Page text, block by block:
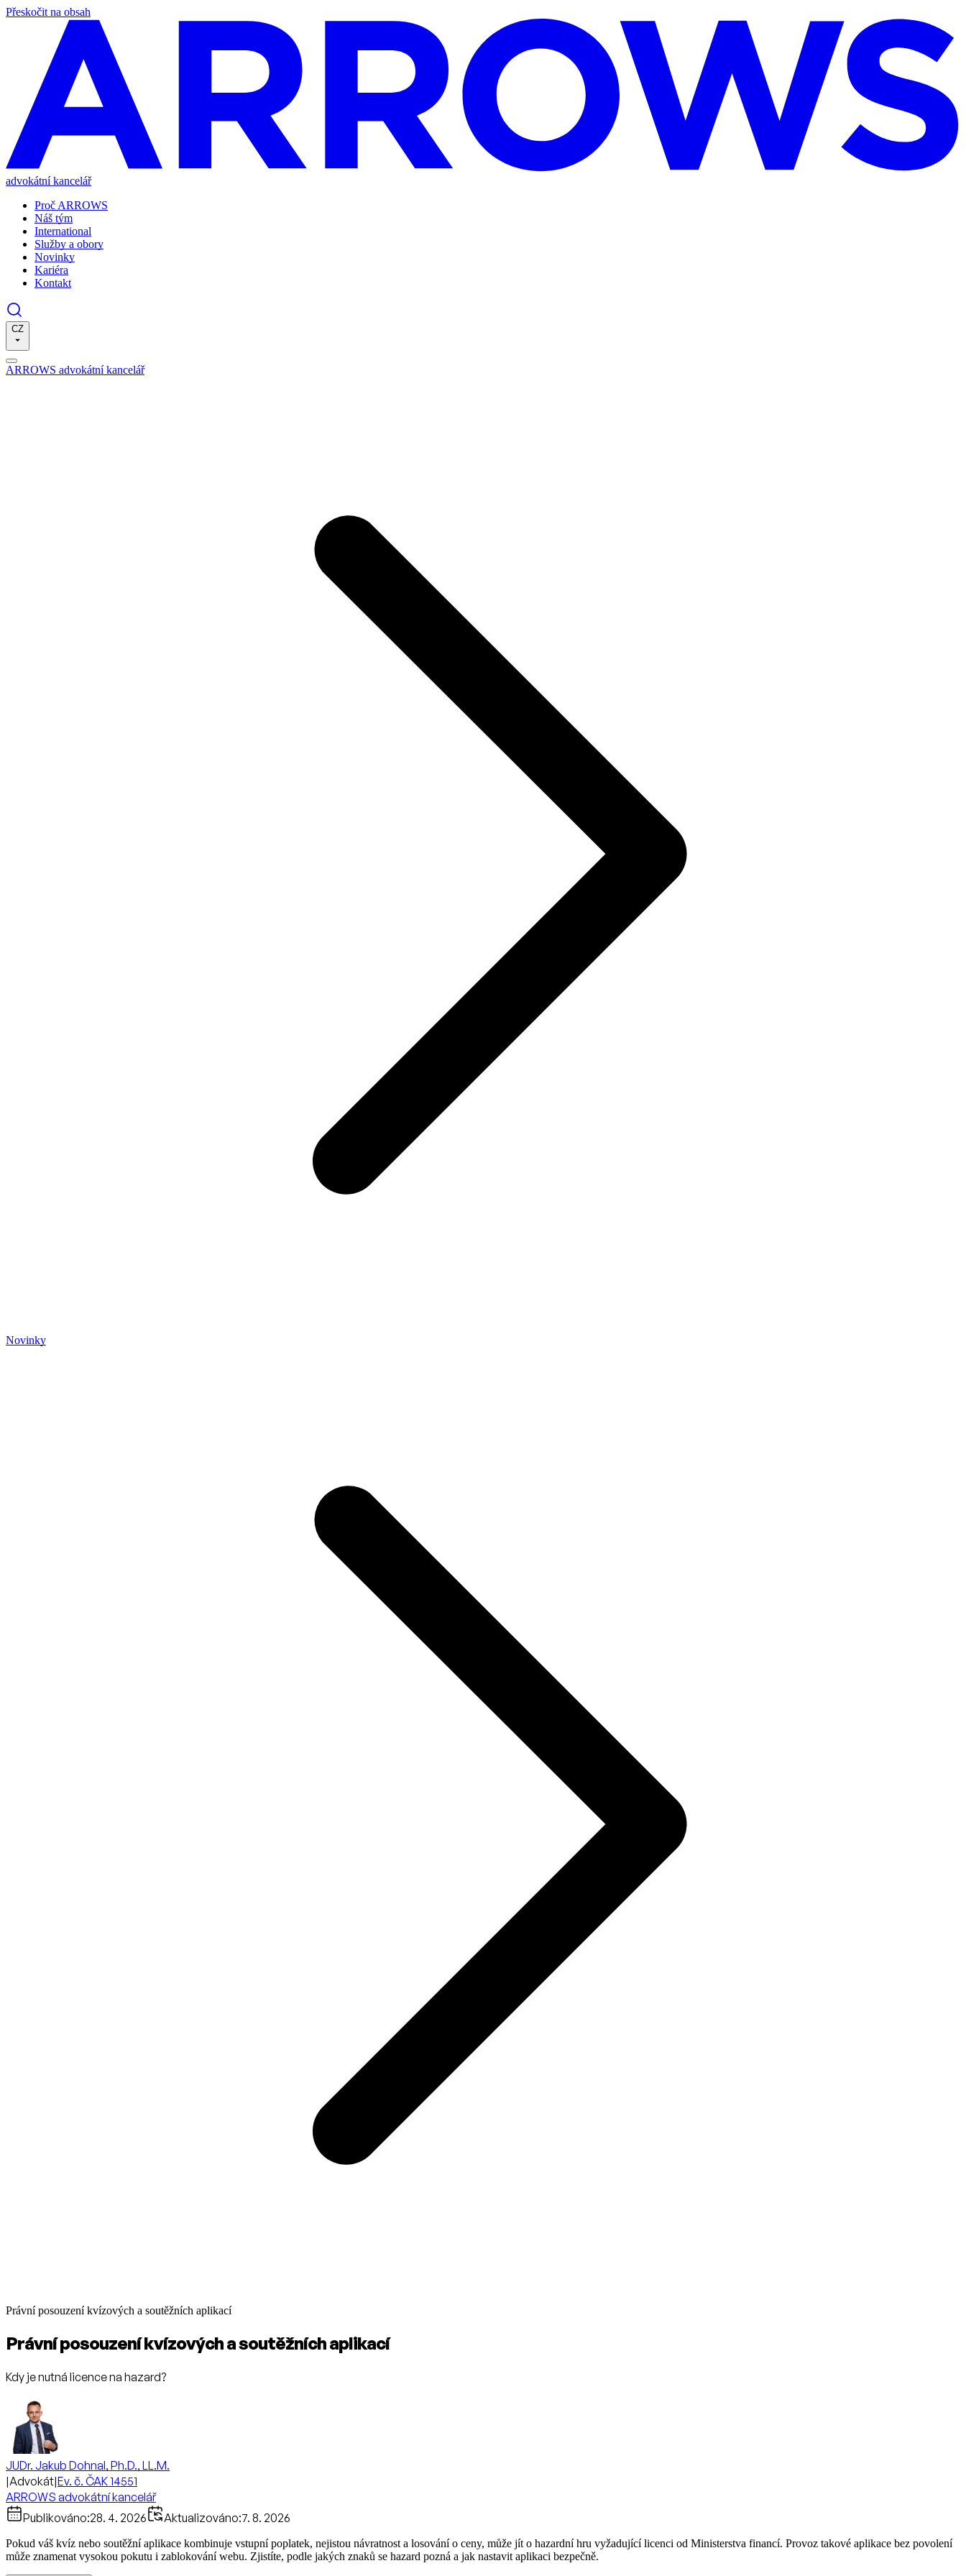
Přeskočit na obsah
advokátní kancelář
Proč ARROWS
Náš tým
International
Služby a obory
Novinky
Kariéra
Kontakt
CZ
ARROWS advokátní kancelář
Novinky
Právní posouzení kvízových a soutěžních aplikací
Právní posouzení kvízových a soutěžních aplikací
Kdy je nutná licence na hazard?
JUDr. Jakub Dohnal, Ph.D., LL.M.
|Advokát|Ev. č. ČAK 14551
ARROWS advokátní kancelář
Publikováno:28. 4. 2026 Aktualizováno:7. 8. 2026
Pokud váš kvíz nebo soutěžní aplikace kombinuje vstupní poplatek, nejistou návratnost a losování o ceny, může jít o hazardní hru vyžadující licenci od Ministerstva financí. Provoz takové aplikace bez povolení
může znamenat vysokou pokutu i zablokování webu. Zjistíte, podle jakých znaků se hazard pozná a jak nastavit aplikaci bezpečně.